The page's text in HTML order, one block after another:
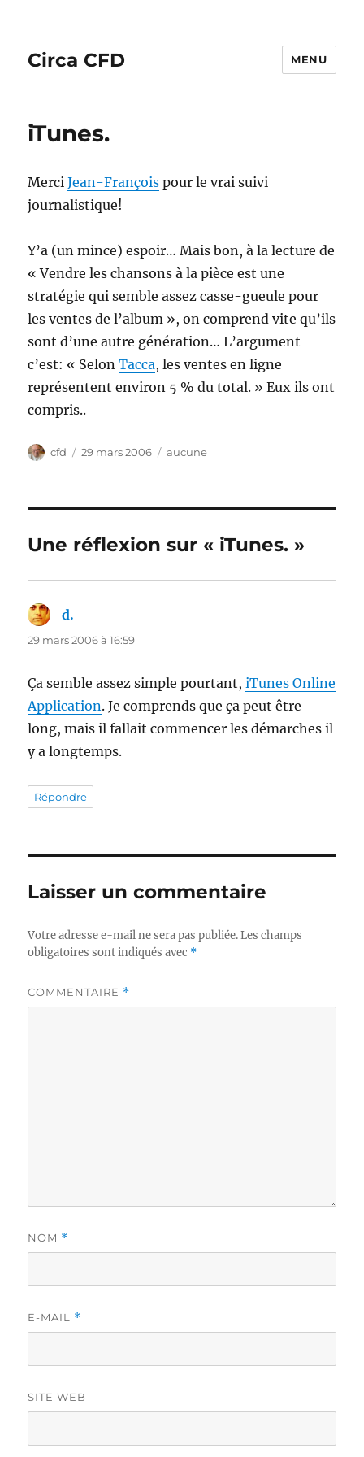
Circa CFD MENU
iTunes.
MerciJean-François pour le vrai suivi
journalistique!
Y’a (un mince) espoir… Mais bon, à la lecture de
« Vendre les chansons à la pièce est une
stratégie qui semble assez casse-gueule pour
les ventes de l’album », on comprend vite qu’ils
sont d’une autre génération… L’argument
c’est: « SelonTacca, les ventes en ligne
représentent environ 5 % du total. » Eux ils ont
compris..
Auteur
cfd
Publié
29 mars 2006 Catégories
aucune
Une réflexion sur « iTunes. »
d.
29 mars 2006 à 16:59
Ça semble assez simple pourtant,iTunes Online
Application. Je comprends que ça peut être
long, mais il fallait commencer les démarches il
y a longtemps.
Répondre
Laisser un commentaire
Votre adresse e-mail ne sera pas publiée. Les champs
obligatoires sont indiqués avec *
COMMENTAIRE *
NOM *
E-MAIL *
SITE WEB